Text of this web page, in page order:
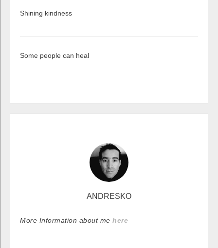
Shining kindness
Some people can heal
ANDRESKO
More Information about me here